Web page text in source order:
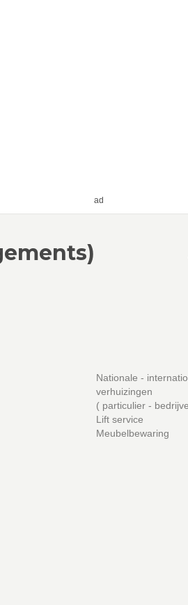
ad
Nationale -
verhuizingen
( particulier -
Lift service
Meubelbewaring